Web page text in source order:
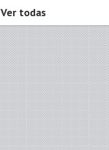
Ver todas